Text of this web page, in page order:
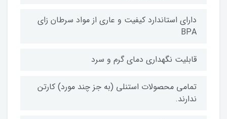
دارای استاندارد کیفیت و عاری از مواد سرطان زای
BPA
قابلیت نگهداری دمای گرم و سرد
تمامی محصولات استنلی (به جز چند مورد) کارتن
ندارند.